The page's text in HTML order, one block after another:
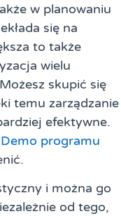
w planowaniu
się na
to także
wielu
skupić się
temu zarządzanie
efektywne.
Demo programu
i można go
od tego,